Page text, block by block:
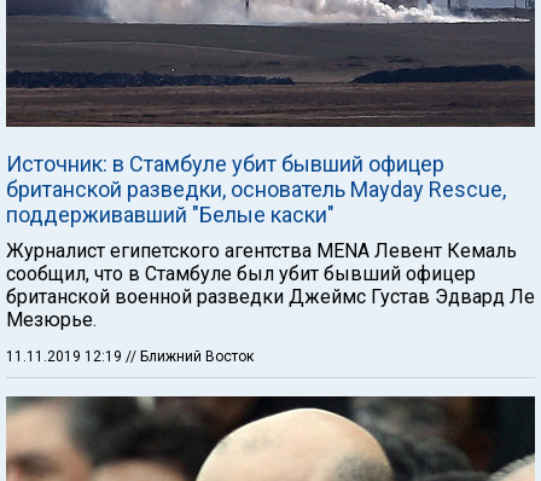
Источник: в Стамбуле убит бывший офицер
британской разведки, основатель Mayday Rescue,
поддерживавший "Белые каски"
Журналист египетского агентства MENA Левент Кемаль
сообщил, что в Стамбуле был убит бывший офицер
британской военной разведки Джеймс Густав Эдвард Ле
Мезюрье.
11.11.2019 12:19 // Ближний Восток